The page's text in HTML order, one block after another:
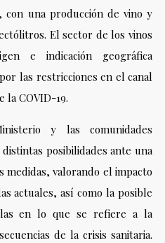
con una producción de vino y
El sector de los vinos
e indicación geográfica
las restricciones en el canal
la COVID-19.
y las comunidades
posibilidades ante una
medidas, valorando el impacto
actuales, así como la posible
en lo que se refiere a la
de la crisis sanitaria.